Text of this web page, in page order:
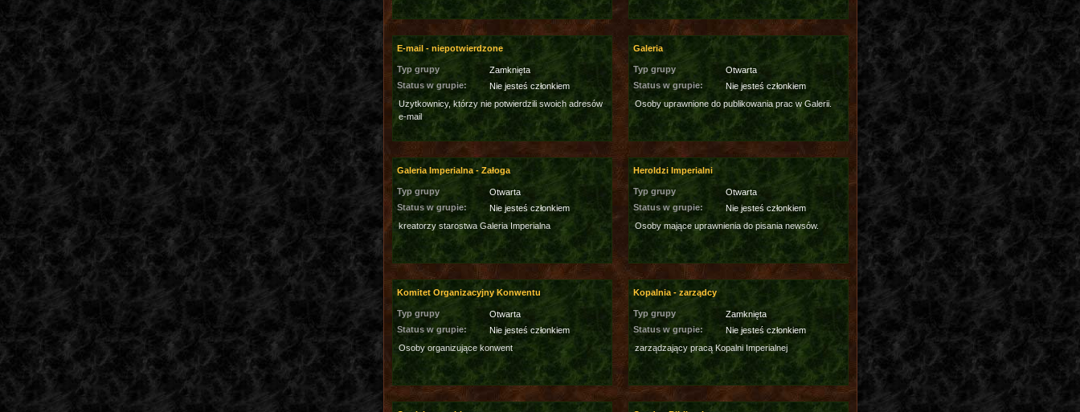
E-mail - niepotwierdzone
Typ grupy
Zamknięta
Status w grupie:
Nie jesteś członkiem
Uzytkownicy, którzy nie potwierdzili swoich adresów
e-mail
Galeria
Typ grupy
Otwarta
Status w grupie:
Nie jesteś członkiem
Osoby uprawnione do publikowania prac w Galerii.
Galeria Imperialna - Załoga
Typ grupy
Otwarta
Status w grupie:
Nie jesteś członkiem
kreatorzy starostwa Galeria Imperialna
Heroldzi Imperialni
Typ grupy
Otwarta
Status w grupie:
Nie jesteś członkiem
Osoby mające uprawnienia do pisania newsów.
Komitet Organizacyjny Konwentu
Typ grupy
Otwarta
Status w grupie:
Nie jesteś członkiem
Osoby organizujące konwent
Kopalnia - zarządcy
Typ grupy
Zamknięta
Status w grupie:
Nie jesteś członkiem
zarządzający pracą Kopalni Imperialnej